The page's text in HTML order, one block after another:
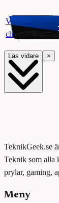
Vinn ett
chansen att
Läs vidare ×
TeknikGeek.se
Teknik som alla
prylar, gaming,
Meny